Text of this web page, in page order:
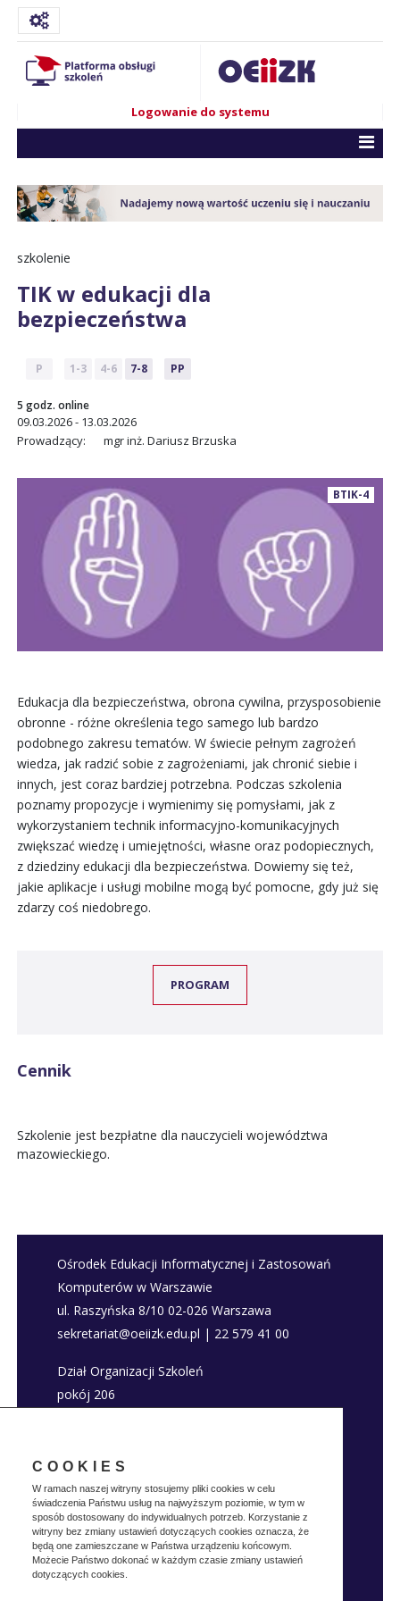
COOKIES
W ramach naszej witryny stosujemy pliki cookies w celu
świadczenia Państwu usług na najwyższym poziomie, w tym w
sposób dostosowany do indywidualnych potrzeb. Korzystanie z
witryny bez zmiany ustawień dotyczących cookies oznacza, że
będą one zamieszczane w Państwa urządzeniu końcowym.
Możecie Państwo dokonać w każdym czasie zmiany ustawień
dotyczących cookies.
Logowanie do systemu
szkolenie
TIK w edukacji dla
bezpieczeństwa
P 1-3 4-6 7-8 PP
5 godz. online
09.03.2026 - 13.03.2026
Prowadzący:
mgr inż. Dariusz Brzuska
BTIK-4
Edukacja dla bezpieczeństwa, obrona cywilna, przysposobienie
obronne - różne określenia tego samego lub bardzo
podobnego zakresu tematów. W świecie pełnym zagrożeń
wiedza, jak radzić sobie z zagrożeniami, jak chronić siebie i
innych, jest coraz bardziej potrzebna. Podczas szkolenia
poznamy propozycje i wymienimy się pomysłami, jak z
wykorzystaniem technik informacyjno-komunikacyjnych
zwiększać wiedzę i umiejętności, własne oraz podopiecznych,
z dziedziny edukacji dla bezpieczeństwa. Dowiemy się też,
jakie aplikacje i usługi mobilne mogą być pomocne, gdy już się
zdarzy coś niedobrego.
PROGRAM
Cennik
Szkolenie jest bezpłatne dla nauczycieli województwa
mazowieckiego.
Ośrodek Edukacji Informatycznej i Zastosowań
Komputerów w Warszawie
ul. Raszyńska 8/10 02-026 Warszawa
sekretariat@oeiizk.edu.pl | 22 579 41 00
Dział Organizacji Szkoleń
pokój 206
Polityka prywatnosci